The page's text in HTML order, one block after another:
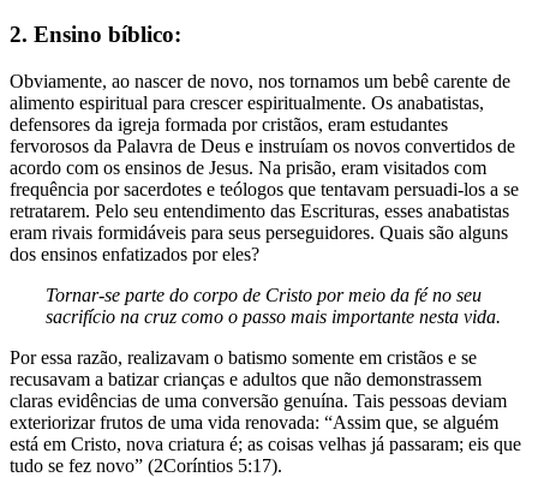
2. Ensino bíblico:
Obviamente, ao nascer de novo, nos tornamos um bebê carente de
alimento espiritual para crescer espiritualmente. Os anabatistas,
defensores da igreja formada por cristãos, eram estudantes
fervorosos da Palavra de Deus e instruíam os novos convertidos de
acordo com os ensinos de Jesus. Na prisão, eram visitados com
frequência por sacerdotes e teólogos que tentavam persuadi-los a se
retratarem. Pelo seu entendimento das Escrituras, esses anabatistas
eram rivais formidáveis para seus perseguidores. Quais são alguns
dos ensinos enfatizados por eles?
Tornar-se parte do corpo de Cristo por meio da fé no seu
sacrifício na cruz como o passo mais importante nesta vida.
Por essa razão, realizavam o batismo somente em cristãos e se
recusavam a batizar crianças e adultos que não demonstrassem
claras evidências de uma conversão genuína. Tais pessoas deviam
exteriorizar frutos de uma vida renovada: “Assim que, se alguém
está em Cristo, nova criatura é; as coisas velhas já passaram; eis que
tudo se fez novo” (2Coríntios 5:17).